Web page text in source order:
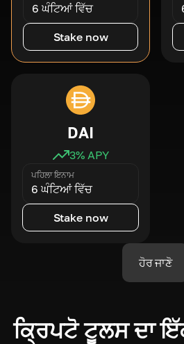
6 ਘੰਟਿਆਂ ਵਿੱਚ
Stake now
DAI
3% APY
ਪਹਿਲਾ ਇਨਾਮ
6 ਘੰਟਿਆਂ ਵਿੱਚ
Stake now
ਹੋਰ ਜਾਣੋ
ਕ੍ਰਿਪਟੋ ਟੂਲਸ ਦਾ